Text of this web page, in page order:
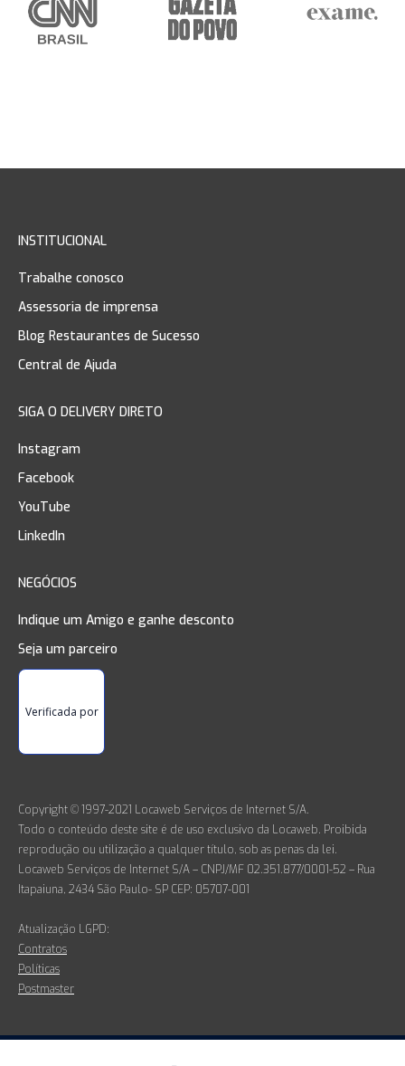
INSTITUCIONAL
Trabalhe conosco
Assessoria de imprensa
Blog Restaurantes de Sucesso
Central de Ajuda
SIGA O DELIVERY DIRETO
Instagram
Facebook
YouTube
LinkedIn
NEGÓCIOS
Indique um Amigo e ganhe desconto
Seja um parceiro
Verificada por
Copyright © 1997-2021 Locaweb Serviços de Internet S/A.
Todo o conteúdo deste site é de uso exclusivo da Locaweb. Proibida
reprodução ou utilização a qualquer título, sob as penas da lei.
Locaweb Serviços de Internet S/A – CNPJ/MF 02.351.877/0001-52 – Rua
Itapaiuna, 2434 São Paulo- SP CEP: 05707-001
Atualização LGPD:
Contratos
Políticas
Postmaster